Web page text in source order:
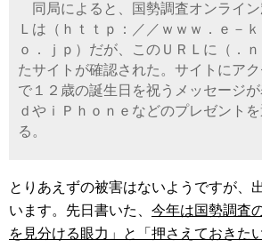
同局によると、国勢調査オンライン
Ｌは（ｈｔｔｐ：／／ｗｗｗ．ｅ－
ｏ．ｊｐ）だが、このＵＲＬに（．
たサイトが確認された。サイトにア
で１２歳の誕生日を祝うメッセージ
ｄやｉＰｈｏｎｅなどのプレゼント
る。
とりあえずの被害はないようですが、
います。先日書いた、 今年は国勢調査
を見分ける眼力」と「押さえておきた